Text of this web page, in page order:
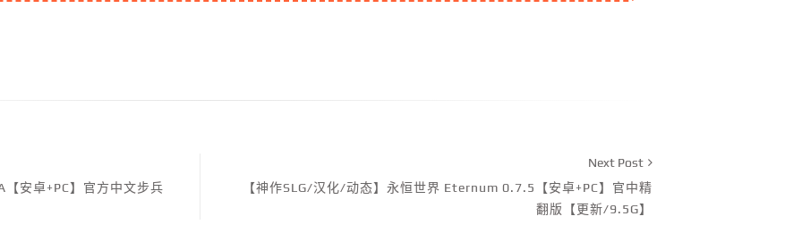
安卓+PC】官方中文步兵
Next Post
【神作SLG/汉化/动态】永恒世界 Eternum 0.7.5【安卓+PC】官中精
翻版【更新/9.5G】